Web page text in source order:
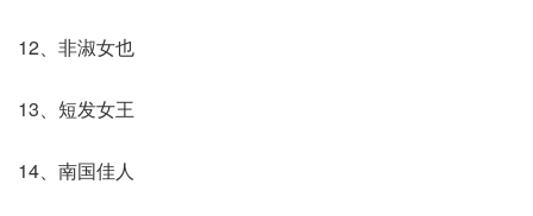
12、非淑女也
13、短发女王
14、南国佳人